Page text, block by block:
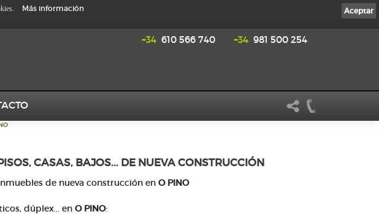
+34 981 500 254
+34 610 566 740
CASAS, BAJOS... DE NUEVA CONSTRUCCIÓN
de nueva construcción en O PINO
dúplex... en O PINO:
Aceptar
Más información